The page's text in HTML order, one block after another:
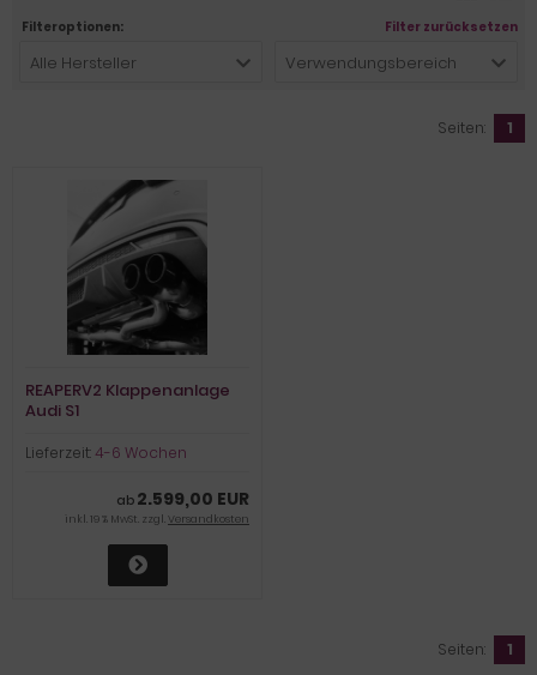
Filteroptionen: Filter zurücksetzen
Alle Hersteller Verwendungsbereich
Seiten: 1
REAPERV2 Klappenanlage
Audi S1
Lieferzeit: 4-6 Wochen
ab 2.599,00 EUR
inkl. 19 % MwSt. zzgl.Versandkosten
Seiten: 1